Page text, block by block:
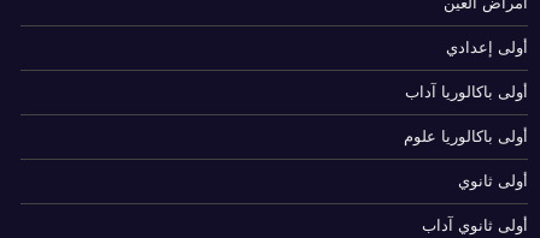
أولى إعدادي
أولى باكالوريا آداب
أولى باكالوريا علوم
أولى ثانوي
أولى ثانوي آداب